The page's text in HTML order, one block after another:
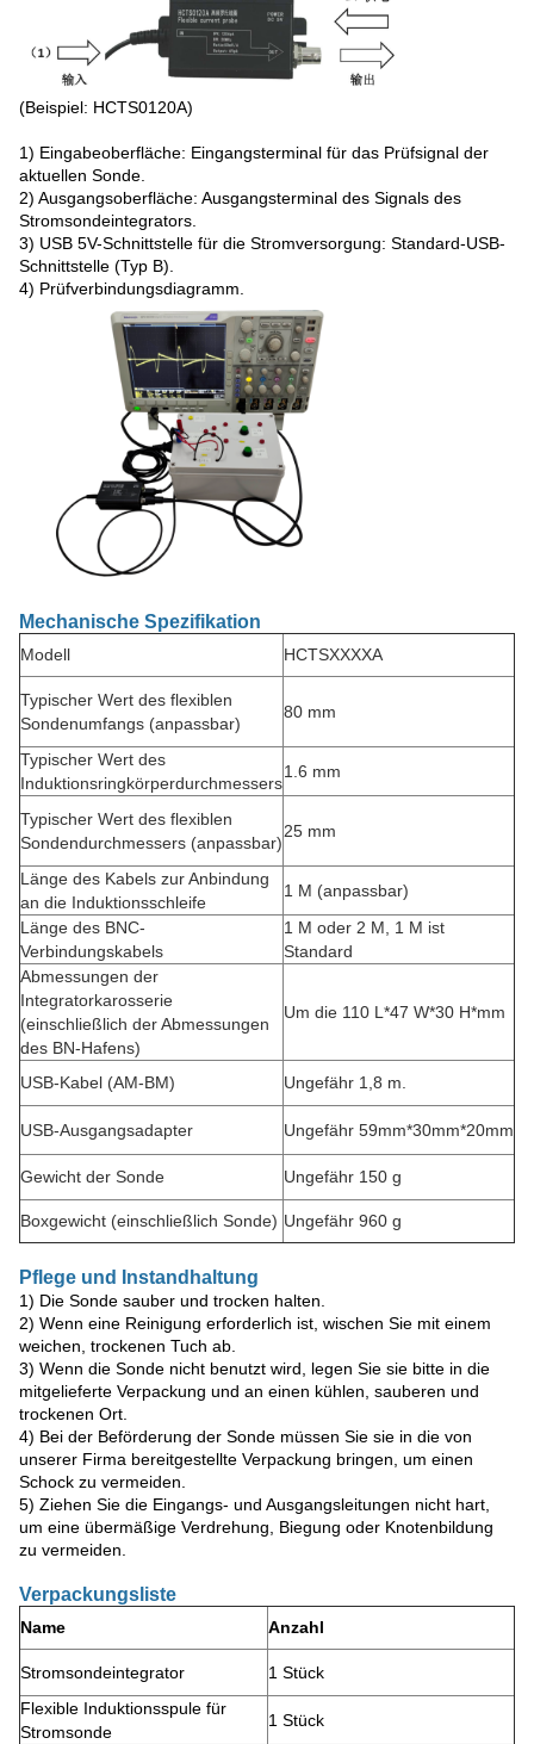
(Beispiel: HCTS0120A)
1) Eingabeoberfläche: Eingangsterminal für das Prüfsignal der
aktuellen Sonde.
2) Ausgangsoberfläche: Ausgangsterminal des Signals des
Stromsondeintegrators.
3) USB 5V-Schnittstelle für die Stromversorgung: Standard-USB-
Schnittstelle (Typ B).
4) Prüfverbindungsdiagramm.
Mechanische Spezifikation
Modell HCTSXXXXA
Typischer Wert des flexiblen
Sondenumfangs (anpassbar)
80 mm
Typischer Wert des
Induktionsringkörperdurchmessers
1.6 mm
Typischer Wert des flexiblen
Sondendurchmessers (anpassbar)
25 mm
Länge des Kabels zur Anbindung
an die Induktionsschleife
1 M (anpassbar)
Länge des BNC-
Verbindungskabels
1 M oder 2 M, 1 M ist
Standard
Abmessungen der
Integratorkarosserie
(einschließlich der Abmessungen
des BN-Hafens)
Um die 110 L*47 W*30 H*mm
USB-Kabel (AM-BM) Ungefähr 1,8 m.
USB-Ausgangsadapter Ungefähr 59mm*30mm*20mm
Gewicht der Sonde Ungefähr 150 g
Boxgewicht (einschließlich Sonde) Ungefähr 960 g
Pflege und Instandhaltung
1) Die Sonde sauber und trocken halten.
2) Wenn eine Reinigung erforderlich ist, wischen Sie mit einem
weichen, trockenen Tuch ab.
3) Wenn die Sonde nicht benutzt wird, legen Sie sie bitte in die
mitgelieferte Verpackung und an einen kühlen, sauberen und
trockenen Ort.
4) Bei der Beförderung der Sonde müssen Sie sie in die von
unserer Firma bereitgestellte Verpackung bringen, um einen
Schock zu vermeiden.
5) Ziehen Sie die Eingangs- und Ausgangsleitungen nicht hart,
um eine übermäßige Verdrehung, Biegung oder Knotenbildung
zu vermeiden.
Verpackungsliste
Name Anzahl
Stromsondeintegrator
1 Stück
Flexible Induktionsspule für
Stromsonde
1 Stück